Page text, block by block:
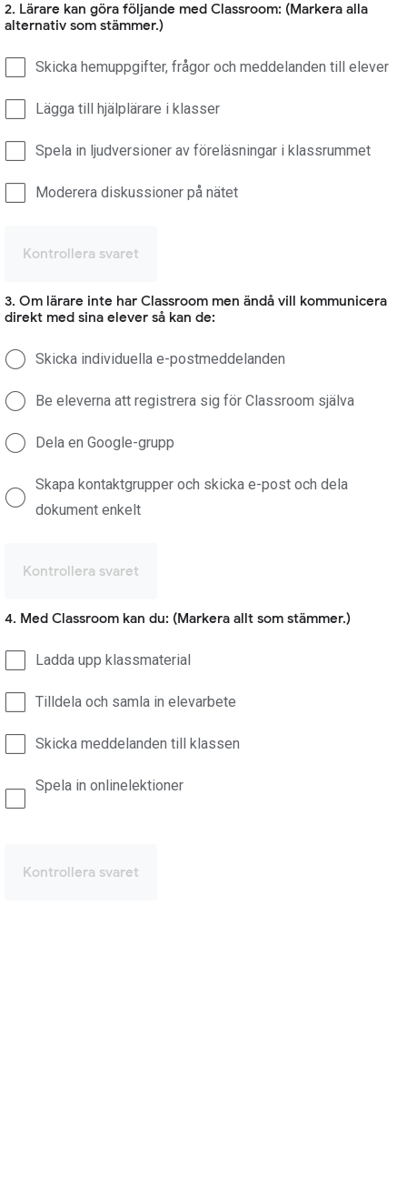
2. Lärare kan göra följande med Classroom: (Markera alla
alternativ som stämmer.)
Skicka hemuppgifter, frågor och meddelanden till elever
Lägga till hjälplärare i klasser
Spela in ljudversioner av föreläsningar i klassrummet
Moderera diskussioner på nätet
Kontrollera svaret
3. Om lärare inte har Classroom men ändå vill kommunicera
direkt med sina elever så kan de:
Skicka individuella e-postmeddelanden
Be eleverna att registrera sig för Classroom själva
Dela en Google-grupp
Skapa kontaktgrupper och skicka e-post och dela
dokument enkelt
Kontrollera svaret
4. Med Classroom kan du: (Markera allt som stämmer.)
Ladda upp klassmaterial
Tilldela och samla in elevarbete
Skicka meddelanden till klassen
Spela in onlinelektioner
Kontrollera svaret